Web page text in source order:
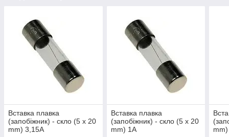
Вставка плавка
(запобіжник) - скло (5 x 20
mm) 3,15A
Вставка плавка
(запобіжник) - скло (5 x 20
mm) 1A